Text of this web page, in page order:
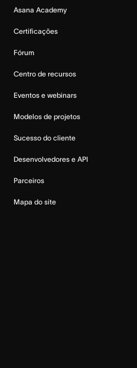
Asana Academy
Certificações
Fórum
Centro de recursos
Eventos e webinars
Modelos de projetos
Sucesso do cliente
Desenvolvedores e API
Parceiros
Mapa do site